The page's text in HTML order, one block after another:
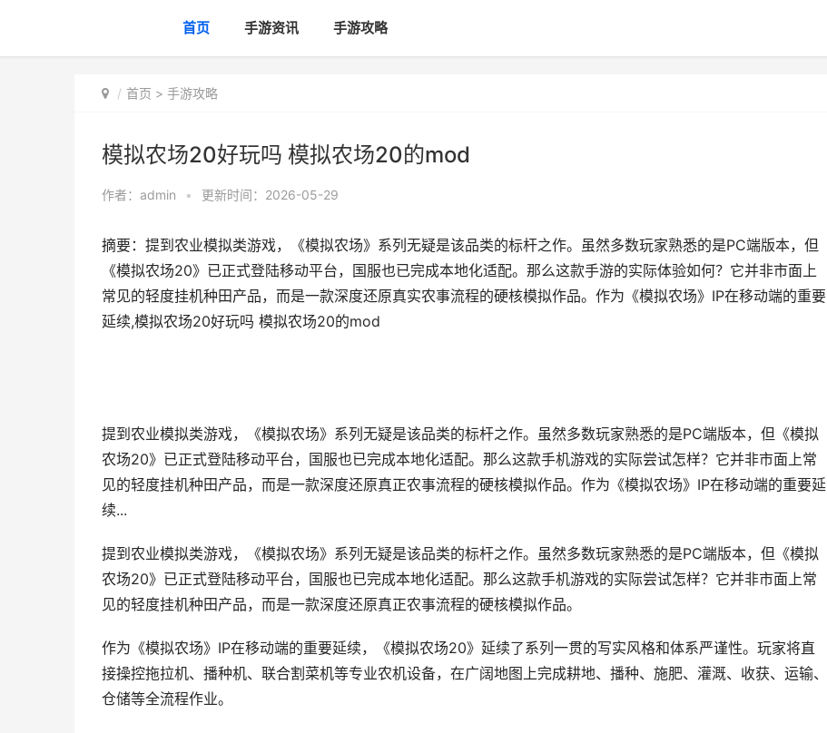
首页 手游资讯 手游攻略
首页 > 手游攻略
模拟农场20好玩吗 模拟农场20的mod
作者： admin • 更新时间：2026-05-29
摘要：提到农业模拟类游戏，《模拟农场》系列无疑是该品类的标杆之作。虽然多数玩家熟悉的是PC端版本，但
《模拟农场20》已正式登陆移动平台，国服也已完成本地化适配。那么这款手游的实际体验如何？它并非市面上
常见的轻度挂机种田产品，而是一款深度还原真实农事流程的硬核模拟作品。作为《模拟农场》IP在移动端的重要
延续,模拟农场20好玩吗 模拟农场20的mod
提到农业模拟类游戏，《模拟农场》系列无疑是该品类的标杆之作。虽然多数玩家熟悉的是PC端版本，但《模拟
农场20》已正式登陆移动平台，国服也已完成本地化适配。那么这款手机游戏的实际尝试怎样？它并非市面上常
见的轻度挂机种田产品，而是一款深度还原真正农事流程的硬核模拟作品。作为《模拟农场》IP在移动端的重要延
续...
提到农业模拟类游戏，《模拟农场》系列无疑是该品类的标杆之作。虽然多数玩家熟悉的是PC端版本，但《模拟
农场20》已正式登陆移动平台，国服也已完成本地化适配。那么这款手机游戏的实际尝试怎样？它并非市面上常
见的轻度挂机种田产品，而是一款深度还原真正农事流程的硬核模拟作品。
作为《模拟农场》IP在移动端的重要延续，《模拟农场20》延续了系列一贯的写实风格和体系严谨性。玩家将直
接操控拖拉机、播种机、联合割菜机等专业农机设备，在广阔地图上完成耕地、播种、施肥、灌溉、收获、运输、
仓储等全流程作业。